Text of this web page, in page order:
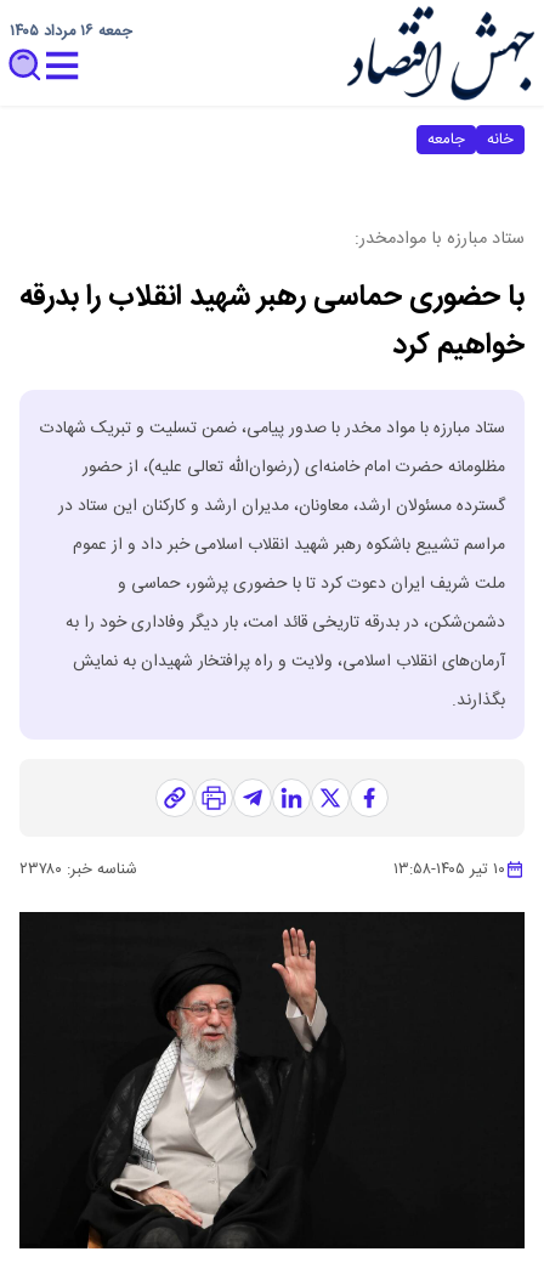
جمعه ۱۶ مرداد ۱۴۰۵
خانه جامعه
ستاد مبارزه با موادمخدر:
با حضوری حماسی رهبر شهید انقلاب را بدرقه
خواهیم کرد
ستاد مبارزه با مواد مخدر با صدور پیامی، ضمن تسلیت و تبریک شهادت
مظلومانه حضرت امام خامنه‌ای (رضوان‌الله تعالی علیه)، از حضور
گسترده مسئولان ارشد، معاونان، مدیران ارشد و کارکنان این ستاد در
مراسم تشییع باشکوه رهبر شهید انقلاب اسلامی خبر داد و از عموم
ملت شریف ایران دعوت کرد تا با حضوری پرشور، حماسی و
دشمن‌شکن، در بدرقه تاریخی قائد امت، بار دیگر وفاداری خود را به
آرمان‌های انقلاب اسلامی، ولایت و راه پرافتخار شهیدان به نمایش
بگذارند.
۱۰ تیر ۱۴۰۵ -۱۳:۵۸ شناسه خبر: ۲۳۷۸۰